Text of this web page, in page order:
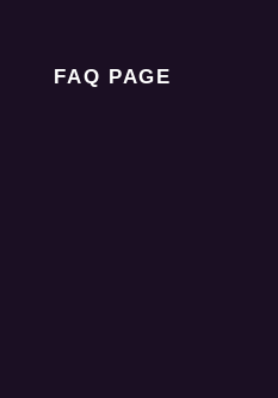
FAQ PAGE